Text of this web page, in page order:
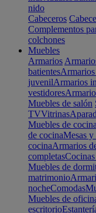
nido
Cabeceros
Complementos
colchones
Muebles
Armarios
batientesArmarios
juvenilArmarios
vestidores
Muebles de salón
TVVitrinas
Muebles de cocina
de cocinaMesas y
cocinaArmarios
completas
Muebles de
matrimonio
nocheComodas
Muebles de
escritorio